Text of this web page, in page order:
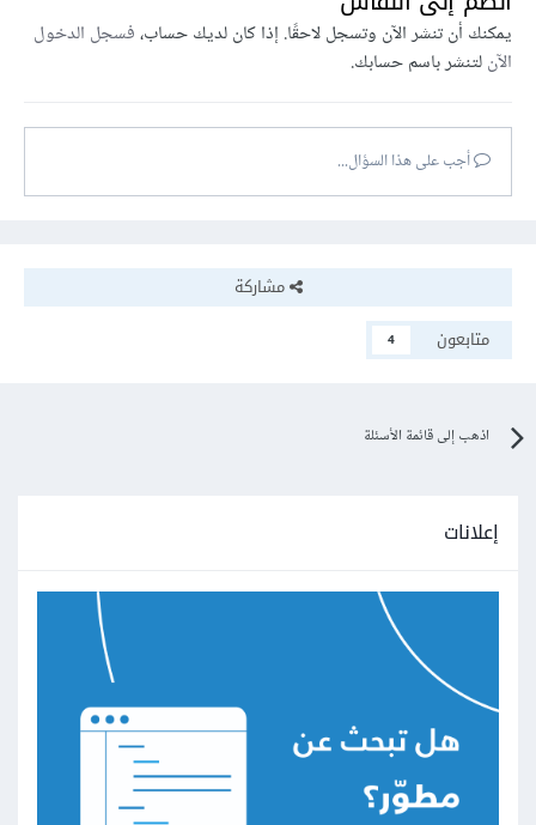
يمكنك أن تنشر الآن وتسجل لاحقًا. إذا كان لديك حساب،فسجل الدخول
الآنلتنشر باسم حسابك.
أجب على هذا السؤال...
مشاركة
متابعون
4
اذهب إلى قائمة الأسئلة
إعلانات